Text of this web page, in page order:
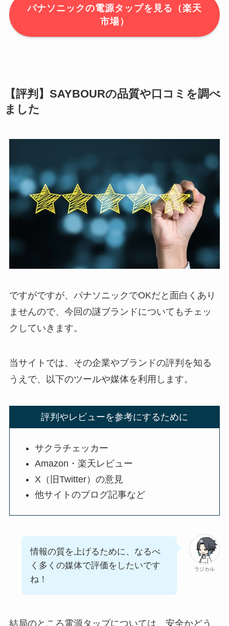
パナソニックの電源タップを見る（楽天
市場）
【評判】SAYBOURの品質や口コミを調べ
ました
ですがですが、パナソニックでOKだと面白くあり
ませんので、今回の謎ブランドについてもチェッ
クしていきます。
当サイトでは、その企業やブランドの評判を知る
うえで、以下のツールや媒体を利用します。
評判やレビューを参考にするために
サクラチェッカー
Amazon・楽天レビュー
X（旧Twitter）の意見
他サイトのブログ記事など
ラジカル
情報の質を上げるために、なるべ
く多くの媒体で評価をしたいです
ね！
結局のところ電源タップについては、安全かどう